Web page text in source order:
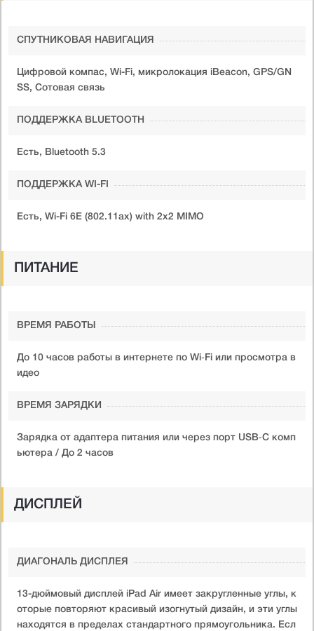
СПУТНИКОВАЯ НАВИГАЦИЯ
Цифровой компас, Wi-Fi, микролокация iBeacon, GPS/GN
SS, Сотовая связь
ПОДДЕРЖКА BLUETOOTH
Есть, Bluetooth 5.3
ПОДДЕРЖКА WI-FI
Есть, Wi-Fi 6E (802.11ax) with 2x2 MIMO
ПИТАНИЕ
ВРЕМЯ РАБОТЫ
До 10 часов работы в интернете по Wi‑Fi или просмотра в
идео
ВРЕМЯ ЗАРЯДКИ
Зарядка от адаптера питания или через порт USB‑C комп
ьютера / До 2 часов
ДИСПЛЕЙ
ДИАГОНАЛЬ ДИСПЛЕЯ
13-дюймовый дисплей iPad Air имеет закругленные углы, к
оторые повторяют красивый изогнутый дизайн, и эти углы
находятся в пределах стандартного прямоугольника. Есл